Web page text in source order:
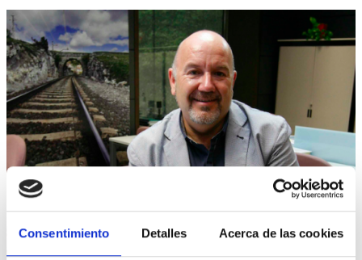
Consentimiento Detalles Acerca de las cookies